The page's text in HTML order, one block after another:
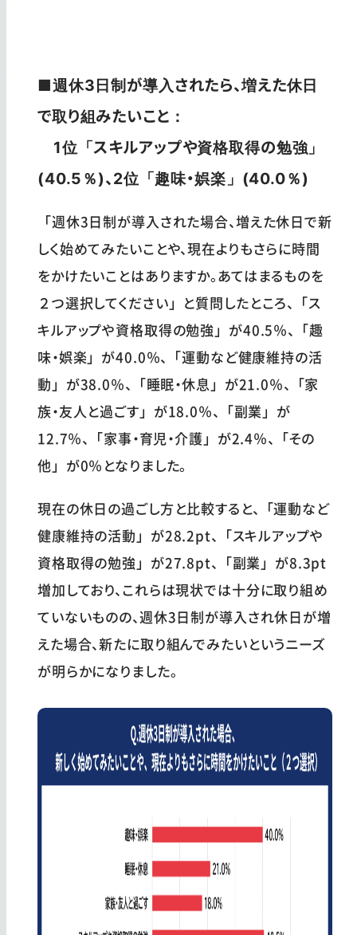
■週休3日制が導入されたら、増えた休日
で取り組みたいこと：
1位「スキルアップや資格取得の勉強」
(40.5％)、2位「趣味・娯楽」(40.0％)
「週休3日制が導入された場合、増えた休日で新
しく始めてみたいことや、現在よりもさらに時間
をかけたいことはありますか。あてはまるものを
２つ選択してください」と質問したところ、「ス
キルアップや資格取得の勉強」が40.5％、「趣
味・娯楽」が40.0％、「運動など健康維持の活
動」が38.0％、「睡眠・休息」が21.0％、「家
族・友人と過ごす」が18.0％、「副業」が
12.7％、「家事・育児・介護」が2.4％、「その
他」が0％となりました。
現在の休日の過ごし方と比較すると、「運動など
健康維持の活動」が28.2pt、「スキルアップや
資格取得の勉強」が27.8pt、「副業」が8.3pt
増加しており、これらは現状では十分に取り組め
ていないものの、週休3日制が導入され休日が増
えた場合、新たに取り組んでみたいというニーズ
が明らかになりました。